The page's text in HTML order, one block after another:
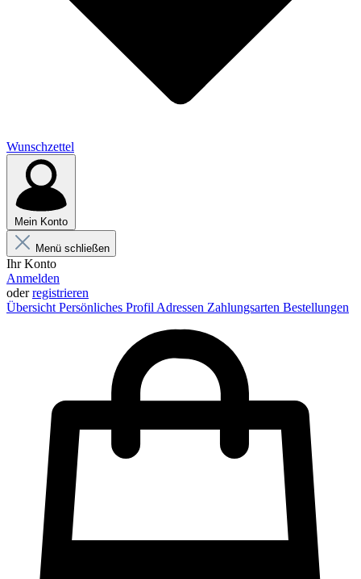
Wunschzettel
Mein Konto
Menü schließen
Ihr Konto
Anmelden
oderregistrieren
Übersicht Persönliches Profil Adressen Zahlungsarten Bestellungen